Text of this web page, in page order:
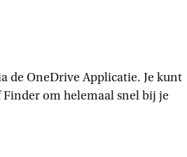
de OneDrive Applicatie. Je kunt
om helemaal snel bij je